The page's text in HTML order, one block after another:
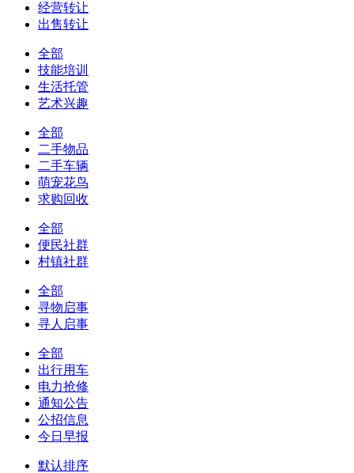
经营转让
出售转让
全部
技能培训
生活托管
艺术兴趣
全部
二手物品
二手车辆
萌宠花鸟
求购回收
全部
便民社群
村镇社群
全部
寻物启事
寻人启事
全部
出行用车
电力抢修
通知公告
公招信息
今日早报
默认排序